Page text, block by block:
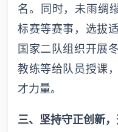
名。同时，未雨绸
标赛等赛事，选拔
国家二队组织开展
教练等给队员授课
才力量。
三、坚持守正创新